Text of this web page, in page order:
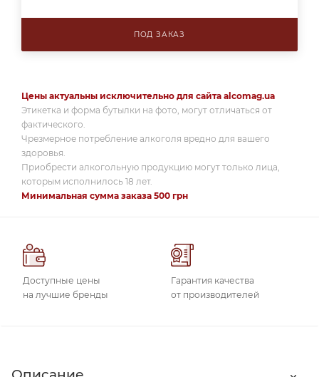
ПОД ЗАКАЗ
Цены актуальны исключительно для сайта alcomag.ua
Этикетка и форма бутылки на фото, могут отличаться от
фактического.
Чрезмерное потребление алкоголя вредно для вашего
здоровья.
Приобрести алкогольную продукцию могут только лица,
которым исполнилось 18 лет.
Минимальная сумма заказа 500 грн
Доступные цены
на лучшие бренды
Гарантия качества
от производителей